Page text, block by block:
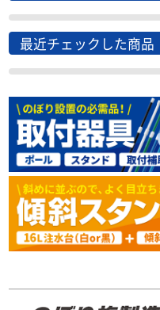
最近チェックした商品